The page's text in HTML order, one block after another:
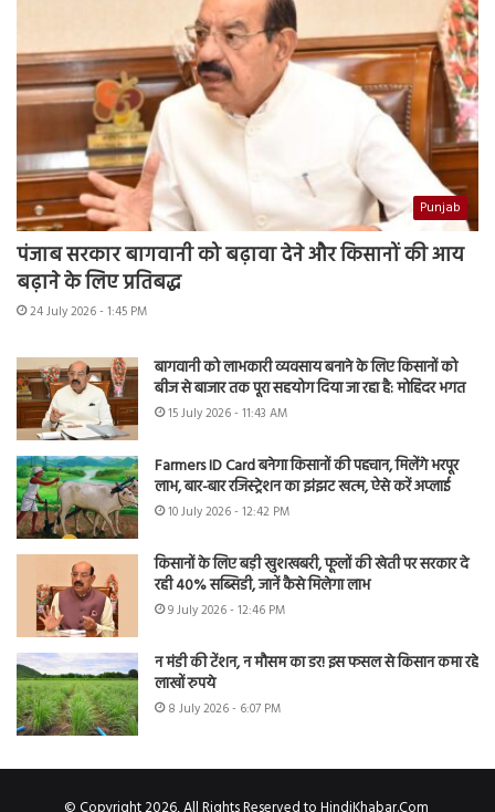
Punjab
पंजाब सरकार बागवानी को बढ़ावा देने और किसानों की आय
बढ़ाने के लिए प्रतिबद्ध
24 July 2026 - 1:45 PM
बागवानी को लाभकारी व्यवसाय बनाने के लिए किसानों को
बीज से बाजार तक पूरा सहयोग दिया जा रहा है: मोहिंदर भगत
15 July 2026 - 11:43 AM
Farmers ID Card बनेगा किसानों की पहचान, मिलेंगे भरपूर
लाभ, बार-बार रजिस्ट्रेशन का झंझट खत्म, ऐसे करें अप्लाई
10 July 2026 - 12:42 PM
किसानों के लिए बड़ी खुशखबरी, फूलों की खेती पर सरकार दे
रही 40% सब्सिडी, जानें कैसे मिलेगा लाभ
9 July 2026 - 12:46 PM
न मंडी की टेंशन, न मौसम का डर! इस फसल से किसान कमा रहे
लाखों रुपये
8 July 2026 - 6:07 PM